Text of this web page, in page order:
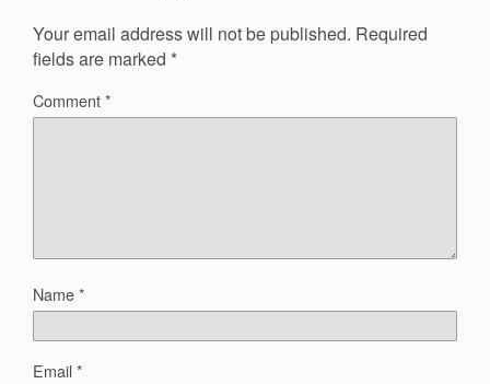
Your email address will not be published. Required
fields are marked *
Comment*
Name*
Email*